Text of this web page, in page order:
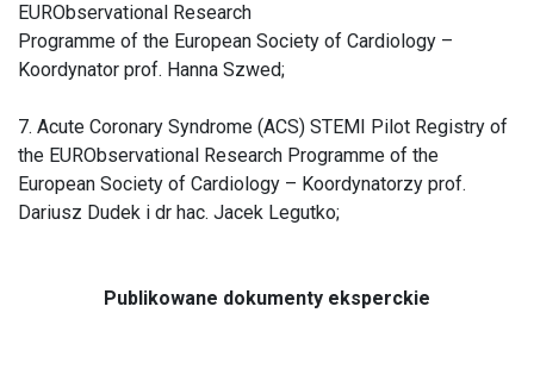
EURObservational Research
Programme of the European Society of Cardiology –
Koordynator prof. Hanna Szwed;
7. Acute Coronary Syndrome (ACS) STEMI Pilot Registry of
the EURObservational Research Programme of the
European Society of Cardiology – Koordynatorzy prof.
Dariusz Dudek i dr hac. Jacek Legutko;
Publikowane dokumenty eksperckie